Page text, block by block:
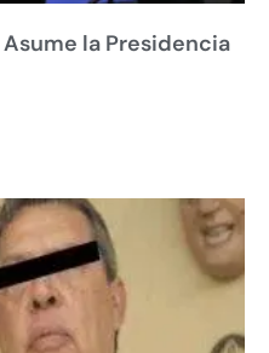
la Presidencia